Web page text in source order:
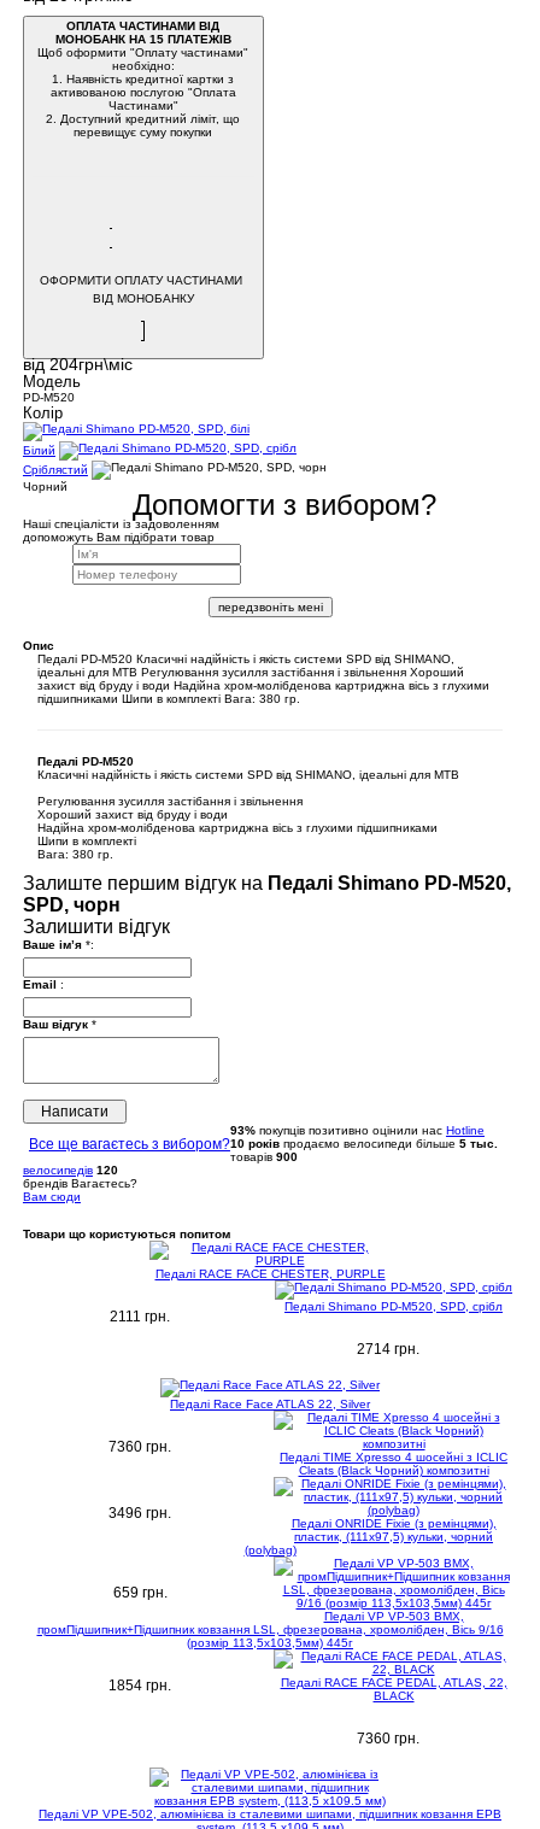
ОПЛАТА ЧАСТИНАМИ ВІД
МОНОБАНК НА 15 ПЛАТЕЖІВ
Щоб оформити "Оплату частинами"
необхідно:
1. Наявність кредитної картки з
активованою послугою "Оплата
Частинами"
2. Доступний кредитний ліміт, що
перевищує суму покупки
ОФОРМИТИ ОПЛАТУ ЧАСТИНАМИ
ВІД МОНОБАНКУ
від 204грн\міс
Модель
PD-M520
Колір
Білий
Сріблястий
Чорний
Допомогти з вибором?
Наші спеціалісти із задоволенням
допоможуть Вам підібрати товар
передзвоніть мені
Опис
Педалі PD-М520 Класичні надійність і якість системи SPD від SHIMANO,
ідеальні для МТВ Регулювання зусилля застібання і звільнення Хороший
захист від бруду і води Надійна хром-молібденова картриджна вісь з глухими
підшипниками Шипи в комплекті Вага: 380 гр.
Педалі PD-М520
Класичні надійність і якість системи SPD від SHIMANO, ідеальні для МТВ
Регулювання зусилля застібання і звільнення
Хороший захист від бруду і води
Надійна хром-молібденова картриджна вісь з глухими підшипниками
Шипи в комплекті
Вага: 380 гр.
Залиште першим відгук на Педалі Shimano PD-M520,
SPD, чорн
Залишити відгук
Ваше ім’я *:
Email :
Ваш відгук *
Написати
Все ще вагаєтесь з вибором?
93%покупців позитивно оцінили нас Hotline
10 років продаємовелосипеди більше 5 тыс.
товарів 900
велосипедів 120
брендів Вагаєтесь?
Вам сюди
Товари що користуються попитом
Педалі RACE FACE CHESTER, PURPLE
2111 грн.
Педалі Shimano PD-M520, SPD, срібл
2714 грн.
Педалі Race Face ATLAS 22, Silver
7360 грн.
Педалі TIME Xpresso 4 шосейні з ICLIC
Cleats (Black Чорний) композитні
3496 грн.
Педалі ONRIDE Fixie (з ремінцями),
пластик, (111x97,5) кульки, чорний
(polybag)
659 грн.
Педалі VP VP-503 BMX,
промПідшипник+Підшипник ковзання LSL, фрезерована, хромолібден, Вісь 9/16
(розмір 113,5х103,5мм) 445г
1854 грн.
Педалі RACE FACE PEDAL, ATLAS, 22,
BLACK
7360 грн.
Педалі VP VPE-502, алюмінієва із сталевими шипами, підшипник ковзання EPB